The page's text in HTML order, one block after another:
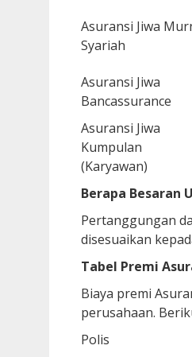
Asuransi Jiwa
Syariah
Asuransi Jiwa
Bancassurance
Asuransi Jiwa
Kumpulan
(Karyawan)
Berapa Besaran
Pertanggungan
disesuaikan
Tabel Premi
Biaya premi
perusahaan.
Polis